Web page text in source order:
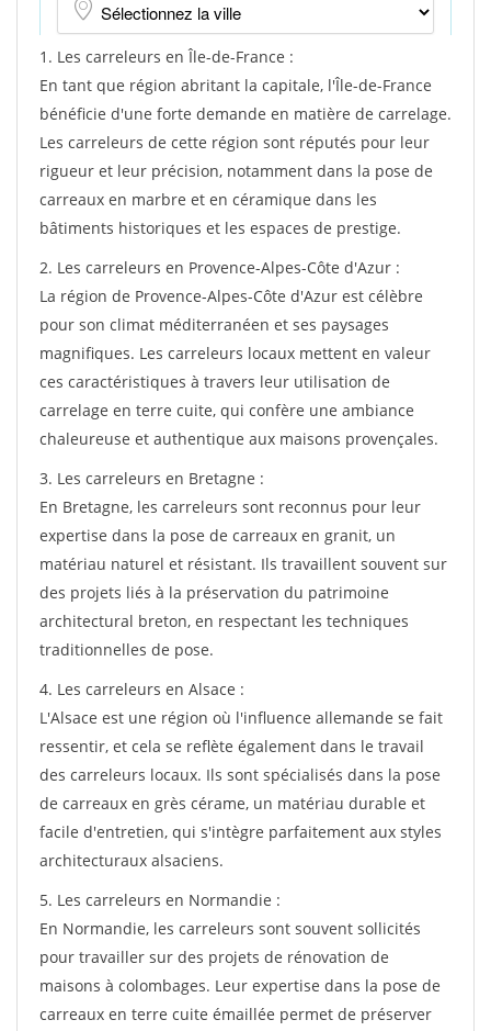
1. Les carreleurs en Île-de-France :
En tant que région abritant la capitale, l'Île-de-France
bénéficie d'une forte demande en matière de carrelage.
Les carreleurs de cette région sont réputés pour leur
rigueur et leur précision, notamment dans la pose de
carreaux en marbre et en céramique dans les
bâtiments historiques et les espaces de prestige.
2. Les carreleurs en Provence-Alpes-Côte d'Azur :
La région de Provence-Alpes-Côte d'Azur est célèbre
pour son climat méditerranéen et ses paysages
magnifiques. Les carreleurs locaux mettent en valeur
ces caractéristiques à travers leur utilisation de
carrelage en terre cuite, qui confère une ambiance
chaleureuse et authentique aux maisons provençales.
3. Les carreleurs en Bretagne :
En Bretagne, les carreleurs sont reconnus pour leur
expertise dans la pose de carreaux en granit, un
matériau naturel et résistant. Ils travaillent souvent sur
des projets liés à la préservation du patrimoine
architectural breton, en respectant les techniques
traditionnelles de pose.
4. Les carreleurs en Alsace :
L'Alsace est une région où l'influence allemande se fait
ressentir, et cela se reflète également dans le travail
des carreleurs locaux. Ils sont spécialisés dans la pose
de carreaux en grès cérame, un matériau durable et
facile d'entretien, qui s'intègre parfaitement aux styles
architecturaux alsaciens.
5. Les carreleurs en Normandie :
En Normandie, les carreleurs sont souvent sollicités
pour travailler sur des projets de rénovation de
maisons à colombages. Leur expertise dans la pose de
carreaux en terre cuite émaillée permet de préserver